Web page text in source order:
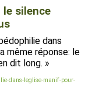
le silence
dans
même réponse: le
dit long. »
dans-leglise-manif-pour-